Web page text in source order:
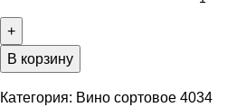
В корзину
Категория: Вино сортовое 4034